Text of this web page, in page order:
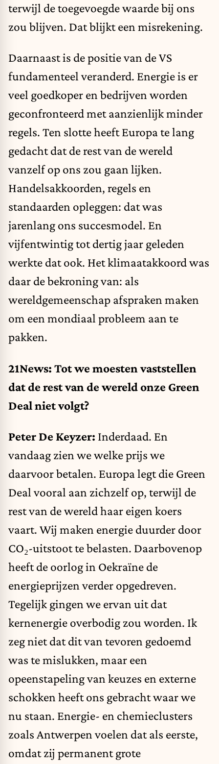
terwijl de toegevoegde waarde bij ons
zou blijven. Dat blijkt een misrekening.
Daarnaast is de positie van de VS
fundamenteel veranderd. Energie is er
veel goedkoper en bedrijven worden
geconfronteerd met aanzienlijk minder
regels. Ten slotte heeft Europa te lang
gedacht dat de rest van de wereld
vanzelf op ons zou gaan lijken.
Handelsakkoorden, regels en
standaarden opleggen: dat was
jarenlang ons succesmodel. En
vijfentwintig tot dertig jaar geleden
werkte dat ook. Het klimaatakkoord was
daar de bekroning van: als
wereldgemeenschap afspraken maken
om een mondiaal probleem aan te
pakken.
21News: Tot we moesten vaststellen
dat de rest van de wereld onze Green
Deal niet volgt?
Peter De Keyzer: Inderdaad. En
vandaag zien we welke prijs we
daarvoor betalen. Europa legt die Green
Deal vooral aan zichzelf op, terwijl de
rest van de wereld haar eigen koers
vaart. Wij maken energie duurder door
CO₂-uitstoot te belasten. Daarbovenop
heeft de oorlog in Oekraïne de
energieprijzen verder opgedreven.
Tegelijk gingen we ervan uit dat
kernenergie overbodig zou worden. Ik
zeg niet dat dit van tevoren gedoemd
was te mislukken, maar een
opeenstapeling van keuzes en externe
schokken heeft ons gebracht waar we
nu staan. Energie- en chemieclusters
zoals Antwerpen voelen dat als eerste,
omdat zij permanent grote